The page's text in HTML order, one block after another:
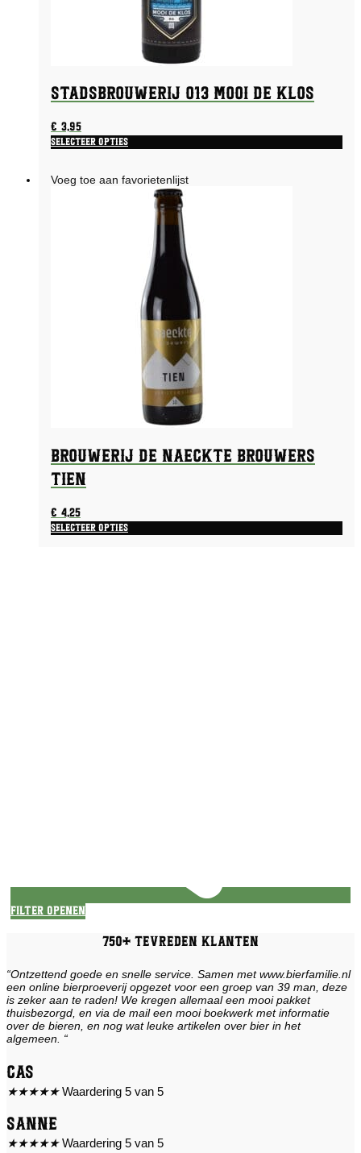
Stadsbrouwerij 013 Mooi De Klos
€3,95
Selecteer opties
Voeg toe aan favorietenlijst
Brouwerij De Naeckte Brouwers
TIEN
€4,25
Selecteer opties
Filter openen
750+ tevreden klanten
“Ontzettend goede en snelle service. Samen met www.bierfamilie.nl
een online bierproeverij opgezet voor een groep van 39 man, deze
is zeker aan te raden! We kregen allemaal een mooi pakket
thuisbezorgd, en via de mail een mooi boekwerk met informatie
over de bieren, en nog wat leuke artikelen over bier in het
algemeen. “
Cas
★★★★★ Waardering 5 van 5
Sanne
★★★★★ Waardering 5 van 5